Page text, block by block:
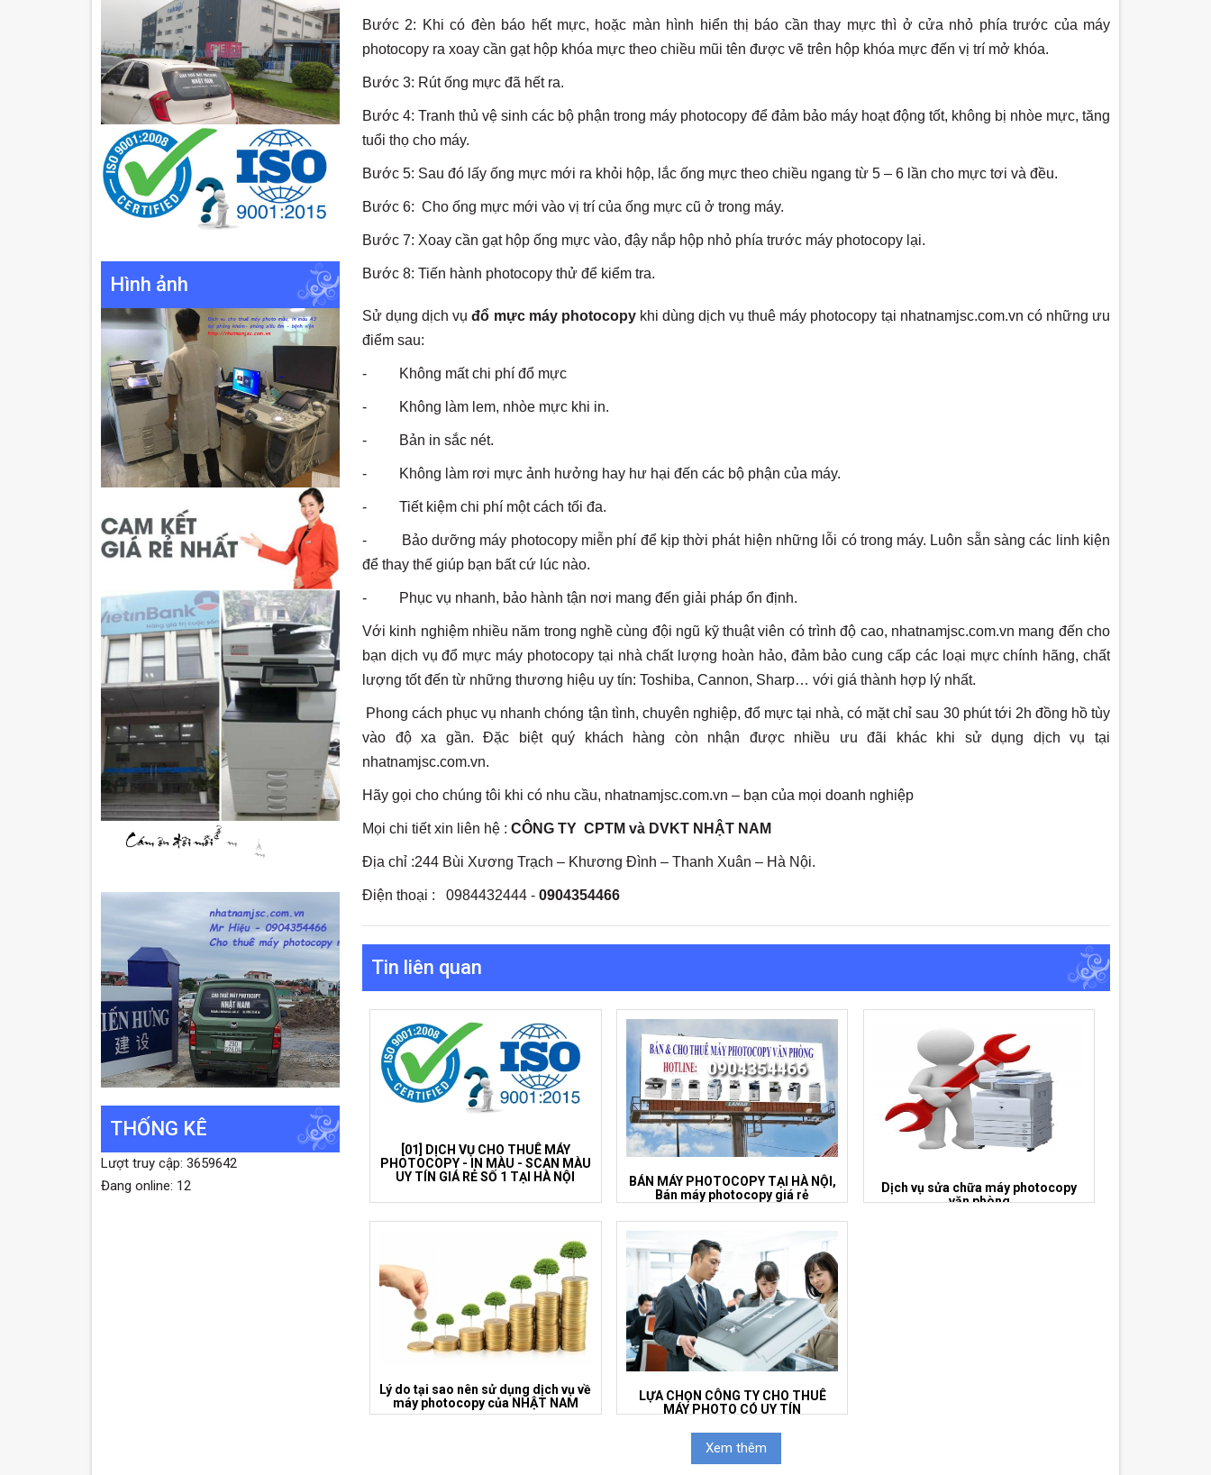
Bước 2: Khi có đèn báo hết mực, hoặc màn hình hiển thị báo cần thay mực thì ở cửa nhỏ phía trước của máy
photocopy ra xoay cần gạt hộp khóa mực theo chiều mũi tên được vẽ trên hộp khóa mực đến vị trí mở khóa.
Bước 3: Rút ống mực đã hết ra.
Bước 4: Tranh thủ vệ sinh các bộ phận trong máy photocopy để đảm bảo máy hoạt động tốt, không bị nhòe mực, tăng
tuổi thọ cho máy.
Bước 5: Sau đó lấy ống mực mới ra khỏi hộp, lắc ống mực theo chiều ngang từ 5 – 6 lần cho mực tơi và đều.
Bước 6: Cho ống mực mới vào vị trí của ống mực cũ ở trong máy.
Bước 7: Xoay cần gạt hộp ống mực vào, đậy nắp hộp nhỏ phía trước máy photocopy lại.
Bước 8: Tiến hành photocopy thử để kiểm tra.
Sử dụng dịch vụđổ mực máy photocopykhi dùng dịch vụ thuê máy photocopy tại nhatnamjsc.com.vn có những ưu
điểm sau:
- Không mất chi phí đổ mực
- Không làm lem, nhòe mực khi in.
- Bản in sắc nét.
- Không làm rơi mực ảnh hưởng hay hư hại đến các bộ phận của máy.
- Tiết kiệm chi phí một cách tối đa.
- Bảo dưỡng máy photocopy miễn phí để kịp thời phát hiện những lỗi có trong máy. Luôn sẵn sàng các linh kiện
để thay thế giúp bạn bất cứ lúc nào.
- Phục vụ nhanh, bảo hành tận nơi mang đến giải pháp ổn định.
Với kinh nghiệm nhiều năm trong nghề cùng đội ngũ kỹ thuật viên có trình độ cao, nhatnamjsc.com.vn mang đến cho
bạn dịch vụ đổ mực máy photocopy tại nhà chất lượng hoàn hảo, đảm bảo cung cấp các loại mực chính hãng, chất
lượng tốt đến từ những thương hiệu uy tín: Toshiba, Cannon, Sharp… với giá thành hợp lý nhất.
Phong cách phục vụ nhanh chóng tận tình, chuyên nghiệp, đổ mực tại nhà, có mặt chỉ sau 30 phút tới 2h đồng hồ tùy
vào độ xa gần. Đặc biệt quý khách hàng còn nhận được nhiều ưu đãi khác khi sử dụng dịch vụ tại
nhatnamjsc.com.vn.
Hãy gọi cho chúng tôi khi có nhu cầu, nhatnamjsc.com.vn – bạn của mọi doanh nghiệp
Mọi chi tiết xin liên hệ : CÔNG TY CPTM và DVKT NHẬT NAM
Địa chỉ :244 Bùi Xương Trạch – Khương Đình – Thanh Xuân – Hà Nội.
Điện thoại : 0984432444 - 0904354466
Tin liên quan
[01] DỊCH VỤ CHO THUÊ MÁY
PHOTOCOPY - IN MÀU - SCAN MÀU
UY TÍN GIÁ RẺ SỐ 1 TẠI HÀ NỘI
BÁN MÁY PHOTOCOPY TẠI HÀ NỘI,
Bán máy photocopy giá rẻ
Dịch vụ sửa chữa máy photocopy
văn phòng
Lý do tại sao nên sử dụng dịch vụ về
máy photocopy của NHẬT NAM
LỰA CHỌN CÔNG TY CHO THUÊ
MÁY PHOTO CÓ UY TÍN
Xem thêm
Hình ảnh
THỐNG KÊ
Lượt truy cập: 3659642
Đang online: 12